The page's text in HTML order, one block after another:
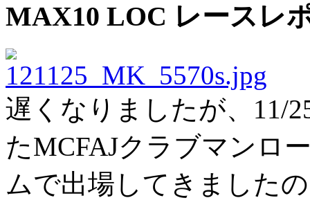
MAX10 LOC レースレ
遅くなりましたが、11/
たMCFAJクラブマンロ
ムで出場してきました